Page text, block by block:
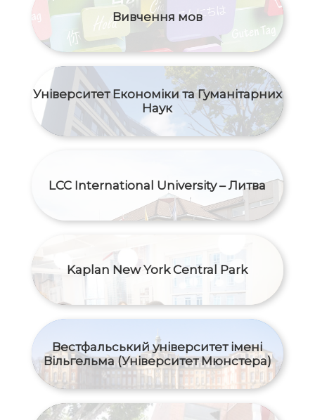
Вивчення мов
Університет Економіки та Гуманітарних
Наук
LCC International University – Литва
Kaplan New York Central Park
Вестфальський університет імені
Вільгельма (Університет Мюнстера)